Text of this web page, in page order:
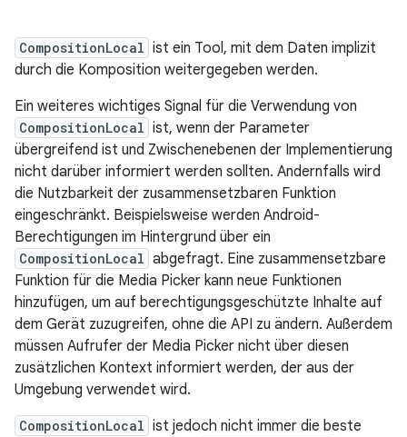
CompositionLocal ist ein Tool, mit dem Daten implizit
durch die Komposition weitergegeben werden.
Ein weiteres wichtiges Signal für die Verwendung von
CompositionLocal ist, wenn der Parameter
übergreifend ist und Zwischenebenen der Implementierung
nicht darüber informiert werden sollten. Andernfalls wird
die Nutzbarkeit der zusammensetzbaren Funktion
eingeschränkt. Beispielsweise werden Android-
Berechtigungen im Hintergrund über ein
CompositionLocal abgefragt. Eine zusammensetzbare
Funktion für die Media Picker kann neue Funktionen
hinzufügen, um auf berechtigungsgeschützte Inhalte auf
dem Gerät zuzugreifen, ohne die API zu ändern. Außerdem
müssen Aufrufer der Media Picker nicht über diesen
zusätzlichen Kontext informiert werden, der aus der
Umgebung verwendet wird.
CompositionLocal ist jedoch nicht immer die beste